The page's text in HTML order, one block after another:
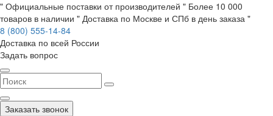
" Официальные поставки от производителей " Более 10 000
товаров в наличии " Доставка по Москве и СПб в день заказа "
8 (800) 555-14-84
Доставка по всей России
Задать вопрос
Заказать звонок